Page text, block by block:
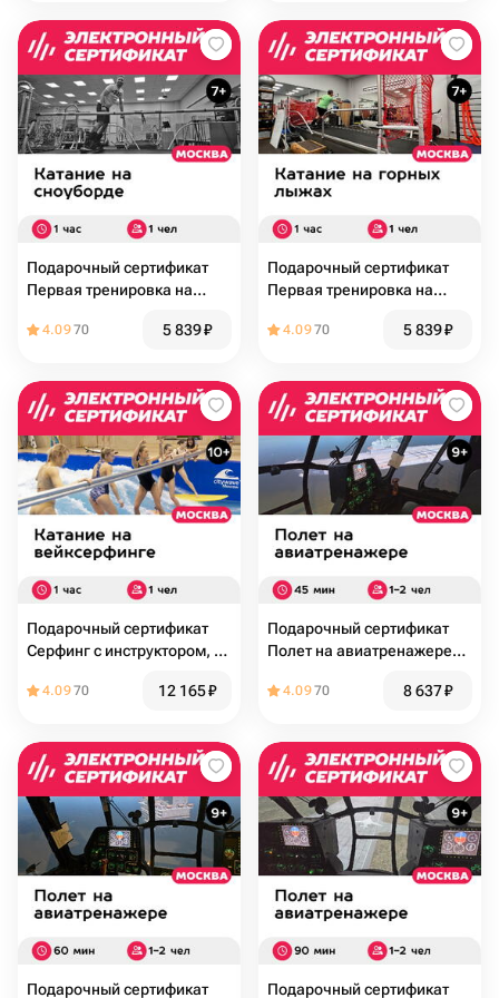
Подарочный сертификат
Первая тренировка на
чел., 1 час (Премьер Спорт)
4.0970 5 839₽
Подарочный сертификат
Первая тренировка на
чел., 1 час (Премьер Спорт)
4.0970 5 839₽
Подарочный сертификат
Серфинг с инструктором, 1
(Москва)
4.0970 12 165₽
Подарочный сертификат
Полет на авиатренажере
минут для 1-2 чел., будни
4.0970 8 637₽
Подарочный сертификат Подарочный сертификат